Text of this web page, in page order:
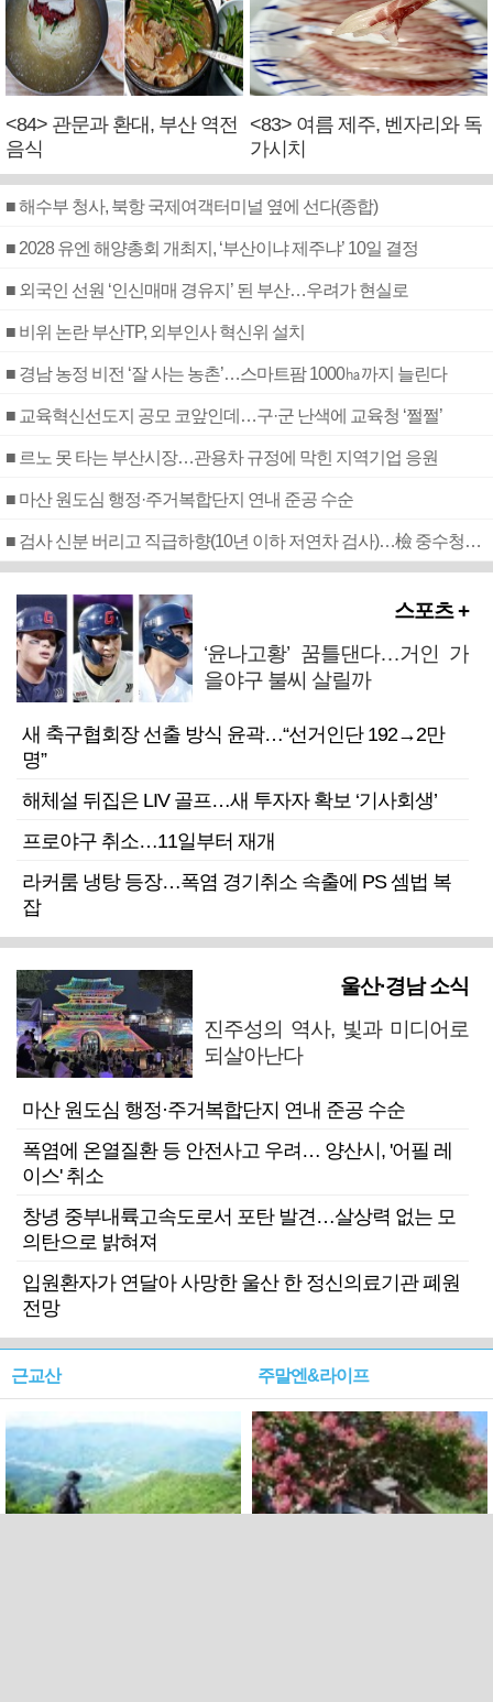
<84> 관문과 환대, 부산 역전
음식
<83> 여름 제주, 벤자리와 독
가시치
■ 해수부 청사, 북항 국제여객터미널 옆에 선다(종합)
■ 2028 유엔 해양총회 개최지, ‘부산이냐 제주냐’ 10일 결정
■ 외국인 선원 ‘인신매매 경유지’ 된 부산…우려가 현실로
■ 비위 논란 부산TP, 외부인사 혁신위 설치
■ 경남 농정 비전 ‘잘 사는 농촌’…스마트팜 1000㏊까지 늘린다
■ 교육혁신선도지 공모 코앞인데…구·군 난색에 교육청 ‘쩔쩔’
■ 르노 못 타는 부산시장…관용차 규정에 막힌 지역기업 응원
■ 마산 원도심 행정·주거복합단지 연내 준공 수순
■ 검사 신분 버리고 직급하향(10년 이하 저연차 검사)…檢 중수청행 기피
스포츠 +
‘윤나고황’ 꿈틀댄다…거인 가
을야구 불씨 살릴까
새 축구협회장 선출 방식 윤곽…“선거인단 192→2만
명”
해체설 뒤집은 LIV 골프…새 투자자 확보 ‘기사회생’
프로야구 취소…11일부터 재개
라커룸 냉탕 등장…폭염 경기취소 속출에 PS 셈법 복
잡
울산·경남 소식
진주성의 역사, 빛과 미디어로
되살아난다
마산 원도심 행정·주거복합단지 연내 준공 수순
폭염에 온열질환 등 안전사고 우려… 양산시, '어필 레
이스' 취소
창녕 중부내륙고속도로서 포탄 발견…살상력 없는 모
의탄으로 밝혀져
입원환자가 연달아 사망한 울산 한 정신의료기관 폐원
전망
근교산 주말엔&라이프